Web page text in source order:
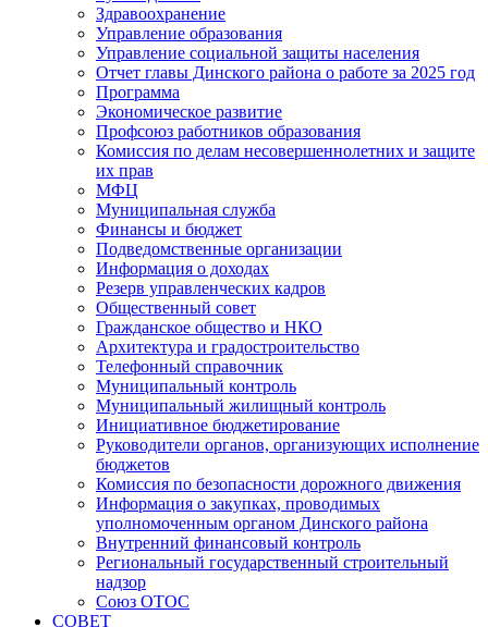
Здравоохранение
Управление образования
Управление социальной защиты населения
Отчет главы Динского района о работе за 2025 год
Программа
Экономическое развитие
Профсоюз работников образования
Комиссия по делам несовершеннолетних и защите
их прав
МФЦ
Муниципальная служба
Финансы и бюджет
Подведомственные организации
Информация о доходах
Резерв управленческих кадров
Общественный совет
Гражданское общество и НКО
Архитектура и градостроительство
Телефонный справочник
Муниципальный контроль
Муниципальный жилищный контроль
Инициативное бюджетирование
Руководители органов, организующих исполнение
бюджетов
Комиссия по безопасности дорожного движения
Информация о закупках, проводимых
уполномоченным органом Динского района
Внутренний финансовый контроль
Региональный государственный строительный
надзор
Союз ОТОС
СОВЕТ